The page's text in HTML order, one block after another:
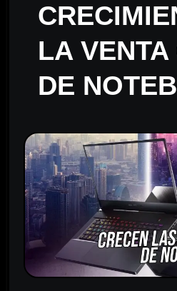
LA
DE